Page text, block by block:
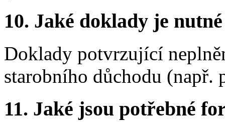
10. Jaké doklady je
Doklady potvrzující
starobního důchodu (např.
11. Jaké jsou potřebné